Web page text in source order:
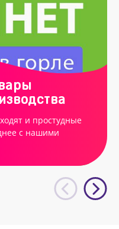
и простудные
с нашими